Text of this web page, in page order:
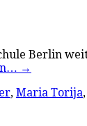
Berlin
→
, Maria Torija,